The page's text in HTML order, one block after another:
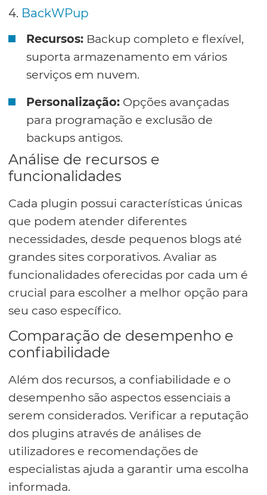
4. BackWPup
Recursos: Backup completo e flexível,
suporta armazenamento em vários
serviços em nuvem.
Personalização: Opções avançadas
para programação e exclusão de
backups antigos.
Análise de recursos e
funcionalidades
Cada plugin possui características únicas
que podem atender diferentes
necessidades, desde pequenos blogs até
grandes sites corporativos. Avaliar as
funcionalidades oferecidas por cada um é
crucial para escolher a melhor opção para
seu caso específico.
Comparação de desempenho e
confiabilidade
Além dos recursos, a confiabilidade e o
desempenho são aspectos essenciais a
serem considerados. Verificar a reputação
dos plugins através de análises de
utilizadores e recomendações de
especialistas ajuda a garantir uma escolha
informada.